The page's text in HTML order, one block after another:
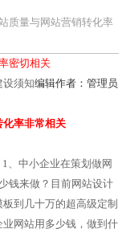
质量与网站营销转化率
密切相关
设须知编辑作者：管理员
化率非常相关
、中小企业在策划做网
钱来做？目前网站设计
到几十万的超高级定制
网站用多少钱，做到什